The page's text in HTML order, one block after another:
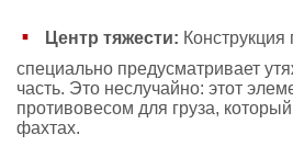
Центр тяжести: Конструкция
специально предусматривает
часть. Это неслучайно: этот
противовесом для груза,
фахтах.